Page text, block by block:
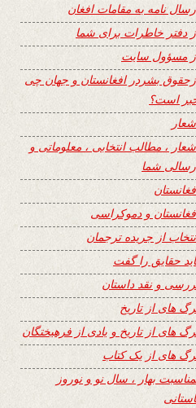
نامه به مقامات افغان
دفتر خاطرات برای شما
مسؤول سایت
بشردر افغانستان و جهان چی
است؟
، مطالب انتخابی ، معلوماتی و
شما
و دموکراسی
از جریده ترجمان
حقایق را گفت
و نقد داستان
های از تاریخ
های از تاریخ و یادی از فرهیختگان
های از یک کتاب
بهار ، سال نو و نوروز